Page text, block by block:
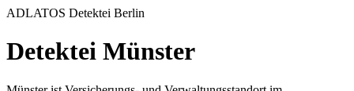
ADLATOS Detektei Berlin
Detektei Münster